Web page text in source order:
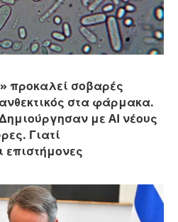
προκαλεί σοβαρές
στα φάρμακα.
με AI νέους
Γιατί
επιστήμονες